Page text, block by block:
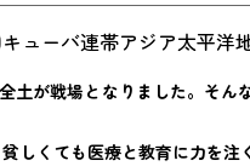
ーバ連帯アジア太平洋
土が戦場となりました。そ
くても医療と教育に力を